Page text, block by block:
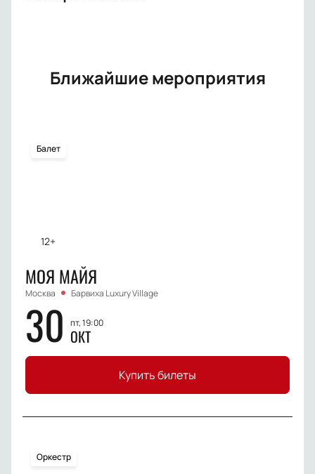
Ближайшие мероприятия
12+
Балет
МОЯ МАЙЯ
Москва Барвиха Luxury Village
30 пт, 19:00
ОКТ
Купить билеты
Оркестр